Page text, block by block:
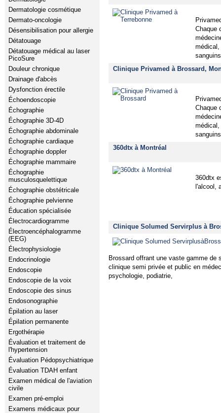
Dermatologie cosmétique
Dermato-oncologie
Désensibilisation pour allergie
Détatouage
Détatouage médical au laser
PicoSure
Douleur chronique
Drainage d'abcès
Dysfonction érectile
Échoendoscopie
Échographie
Échographie 3D-4D
Échographie abdominale
Échographie cardiaque
Échographie doppler
Échographie mammaire
Échographie
musculosquelettique
Échographie obstétricale
Échographie pelvienne
Éducation spécialisée
Électrocardiogramme
Électroencéphalogramme
(EEG)
Électrophysiologie
Endocrinologie
Endoscopie
Endoscopie de la voix
Endoscopie des sinus
Endosonographie
Épilation au laser
Épilation permanente
Ergothérapie
Évaluation et traitement de
l'hypertension
Évaluation Pédopsychiatrique
Évaluation TDAH enfant
Examen médical de l'aviation
civile
Examen pré-emploi
Examens médicaux pour
Chaque
Clinique Privamed à Brossard,
Chaque
360dtx à Montréal
360dtx
l'alcool,
Clinique Solumed Servirplus à
Brossard offrant une vaste gamme
clinique semi privée et public en
psychologie, podiatrie,